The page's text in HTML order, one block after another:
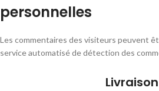
personnelles
Les commentaires des visiteurs peuvent
service automatisé de détection des
Livraison